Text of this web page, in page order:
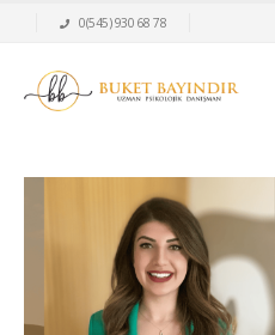
0(545) 930 68 78